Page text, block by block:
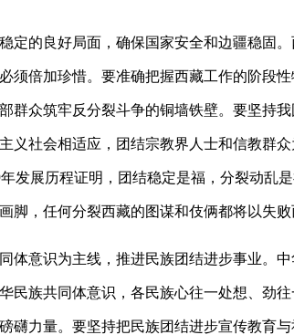
的良好局面，确保国家安全和边疆稳固。
须倍加珍惜。要准确把握西藏工作的阶段性
群众筑牢反分裂斗争的铜墙铁壁。要坚持
义社会相适应，团结宗教界人士和信教群
发展历程证明，团结稳定是福，分裂动乱
脚，任何分裂西藏的图谋和伎俩都将以失败
意识为主线，推进民族团结进步事业。中
民族共同体意识，各民族心往一处想、劲
礴力量。要坚持把民族团结进步宣传教育